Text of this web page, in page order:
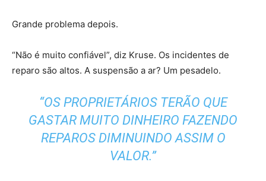
Grande problema depois.
“Não é muito confiável”, diz Kruse. Os incidentes de
reparo são altos. A suspensão a ar? Um pesadelo.
“OS PROPRIETÁRIOS TERÃO QUE
GASTAR MUITO DINHEIRO FAZENDO
REPAROS DIMINUINDO ASSIM O
VALOR.”